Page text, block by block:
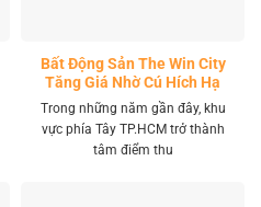
Bất Động Sản The Win City
Tăng Giá Nhờ Cú Hích Hạ
Tầng
Trong những năm gần đây, khu
vực phía Tây TP.HCM trở thành
tâm điểm thu